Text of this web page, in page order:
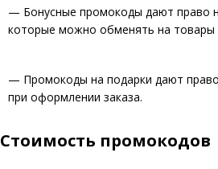
— Бонусные промокоды дают право
которые можно обменять на товары
— Промокоды на подарки дают
при оформлении заказа.
Стоимость промокодов